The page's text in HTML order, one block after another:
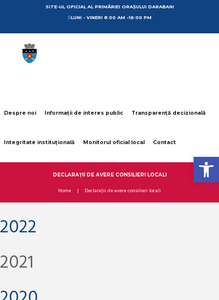
SITE-UL OFICIAL AL PRIMĂRIEI ORAȘULUI DARABANI
LUNI - VINERI 8:00 AM -16:00 PM
Despre noi Informații de interes public Transparență decizională
Integritate instituțională Monitorul oficial local Contact
DECLARAȚII DE AVERE CONSILIERI LOCALI
Home Declarații de avere consilieri locali
2022
2021
Open toolbar